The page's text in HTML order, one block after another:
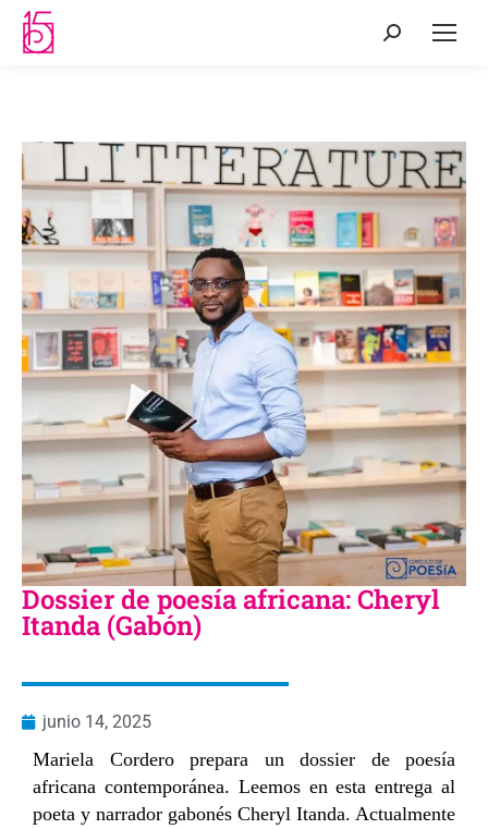
Dossier de poesía africana: Cheryl
Itanda (Gabón)
junio 14, 2025
Mariela Cordero prepara un dossier de poesía
africana contemporánea. Leemos en esta entrega al
poeta y narrador gabonés Cheryl Itanda. Actualmente